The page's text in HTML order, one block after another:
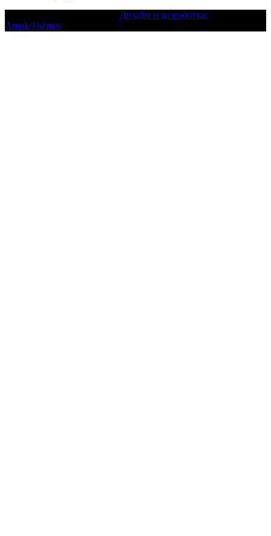
Дизайн и разработка:
AmpleThemes